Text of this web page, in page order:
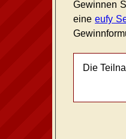
Gewinnen
eineeufy